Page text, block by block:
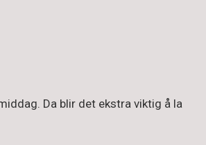
Da blir det ekstra viktig å la